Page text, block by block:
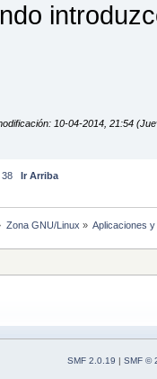
10-04-2014, 21:54
38 Ir Arriba
Zona GNU/Linux » Aplicaciones
SMF 2.0.19 | SMF ©